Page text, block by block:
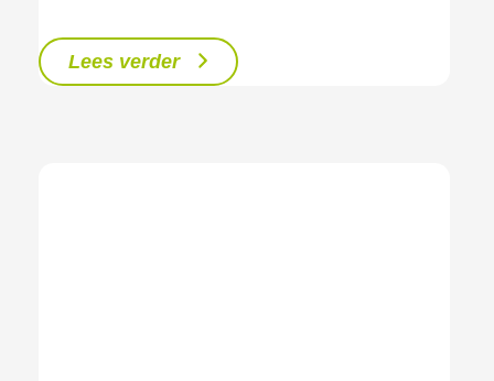
Lees verder